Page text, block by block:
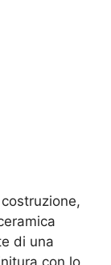
di una
con lo